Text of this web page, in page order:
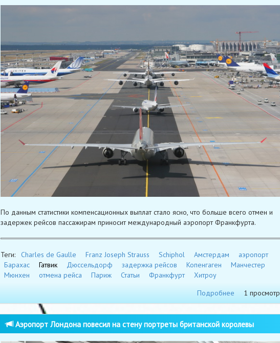
По данным статистики компенсационных выплат стало ясно, что больше всего отмен и
задержек рейсов пассажирам приносит международный аэропорт Франкфурта.
Теги: Charles de Gaulle Franz Joseph Strauss Schiphol Амстердам
аэропорт
Барахас
Гатвик Дюссельдорф задержка рейсов Копенгаген
Манчестер
Мюнхен
отмена рейса Париж Статьи Франкфурт
Хитроу
Подробнее
1 просмотр
Аэропорт Лондона повесил на стену портреты британской королевы